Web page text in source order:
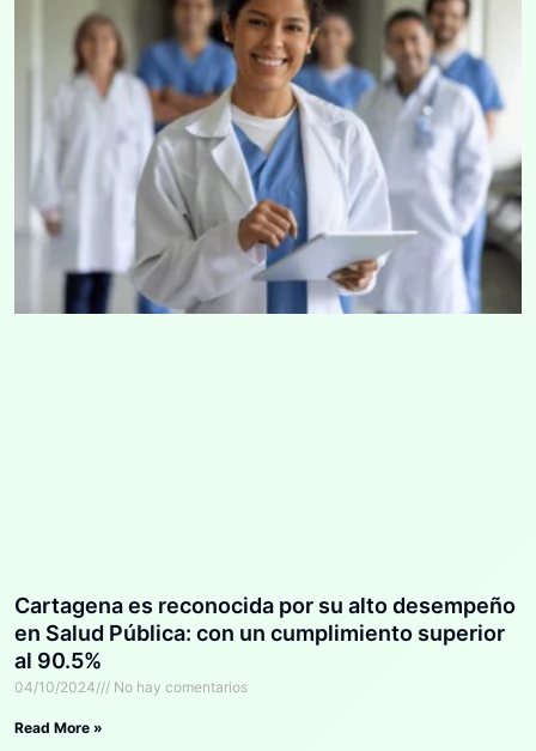
Cartagena es reconocida por su alto desempeño
en Salud Pública: con un cumplimiento superior
al 90.5%
04/10/2024 No hay comentarios
Read More »